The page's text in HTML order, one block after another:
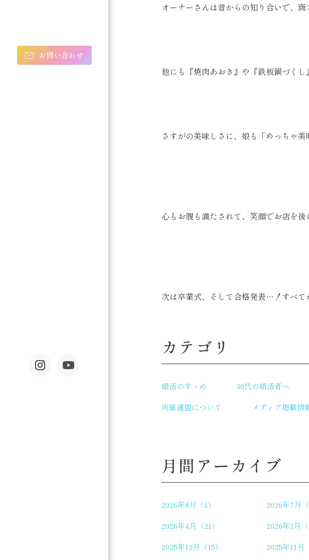
お問い合わせ
オーナーさんは昔からの知り合いで、商
他にも『焼肉あおき』や『鉄板鍋づく
さすがの美味しさに、娘も「めっちゃ
心もお腹も満たされて、笑顔でお店を
次は卒業式、そして合格発表…！すべ
カテゴリ
婚活のすゝめ 30代の婚活者へ
所属連盟について
メディア掲載情
月間アーカイブ
2026年8月（1） 2026年7月（
2026年4月（21）
2026年3月（
2025年12月（15）
2025年11月